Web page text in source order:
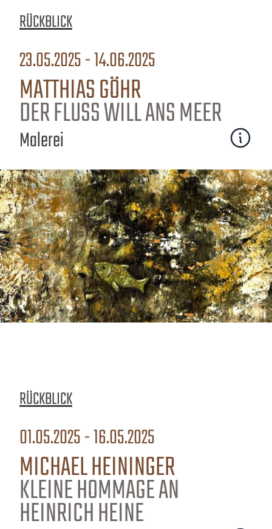
RÜCKBLICK
23.05.2025 - 14.06.2025
MATTHIAS GÖHR
DER FLUSS WILL ANS MEER
Malerei
RÜCKBLICK
01.05.2025 - 16.05.2025
MICHAEL HEININGER
KLEINE HOMMAGE AN
HEINRICH HEINE